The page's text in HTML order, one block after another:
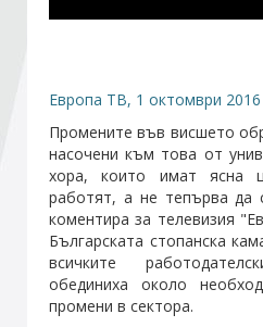
Европа ТВ, 1 октомври 2016
Промените във висшето
насочени към това от
хора, които имат ясна
работят, а не тепърва да
коментира за телевизия
Българската стопанска
всичките
обединиха около
промени в сектора.